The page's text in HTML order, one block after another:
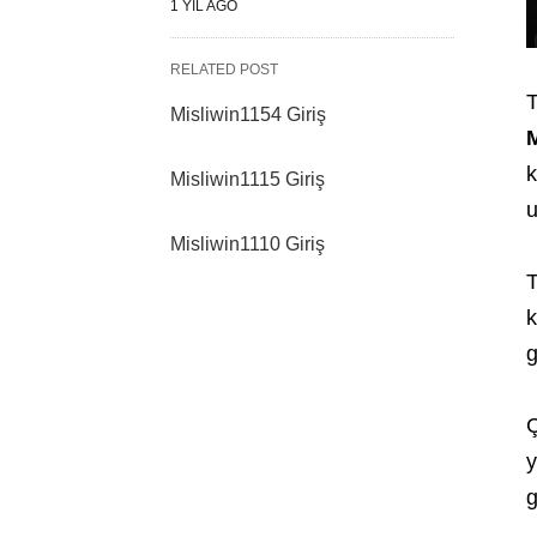
1 YIL AGO
RELATED POST
Misliwin1154 Giriş
Misliwin1115 Giriş
Misliwin1110 Giriş